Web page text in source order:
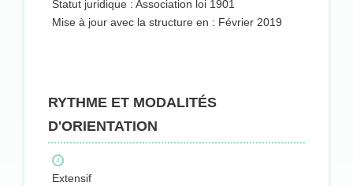
Statut juridique : Association loi 1901
Mise à jour avec la structure en : Février 2019
RYTHME ET MODALITÉS
D'ORIENTATION
Extensif